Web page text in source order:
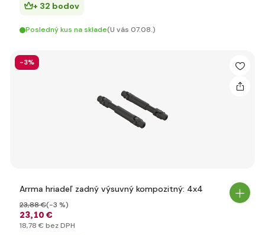
+ 32 bodov
Posledný kus na sklade(U vás 07.08.)
-3%
Arrma hriadeľ zadný výsuvný kompozitný: 4x4
23,10 €
23,88 €(-3 %)
18,78 € bez DPH